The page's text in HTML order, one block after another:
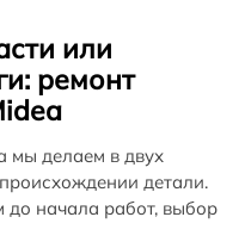
или
ремонт
мы делаем в двух
детали.
до начала работ, выбор